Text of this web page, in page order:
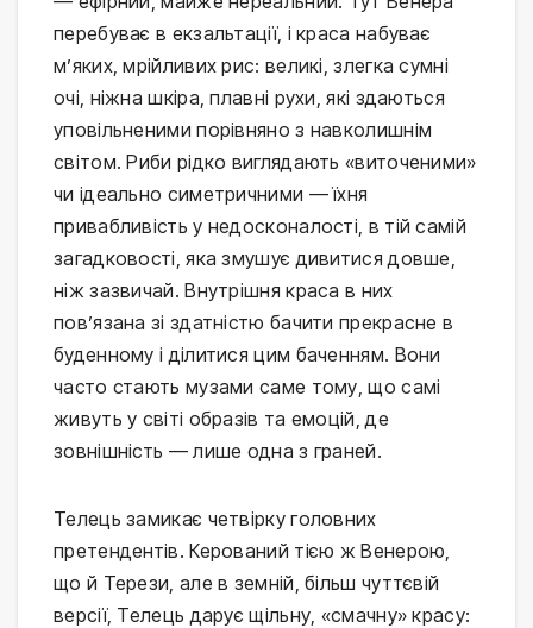
перебуває в екзальтації, і краса набуває
м’яких, мрійливих рис: великі, злегка сумні
очі, ніжна шкіра, плавні рухи, які здаються
уповільненими порівняно з навколишнім
світом. Риби рідко виглядають «виточеними»
чи ідеально симетричними — їхня
привабливість у недосконалості, в тій самій
загадковості, яка змушує дивитися довше,
ніж зазвичай. Внутрішня краса в них
пов’язана зі здатністю бачити прекрасне в
буденному і ділитися цим баченням. Вони
часто стають музами саме тому, що самі
живуть у світі образів та емоцій, де
зовнішність — лише одна з граней.
Телець замикає четвірку головних
претендентів. Керований тією ж Венерою,
що й Терези, але в земній, більш чуттєвій
версії, Телець дарує щільну, «смачну» красу: